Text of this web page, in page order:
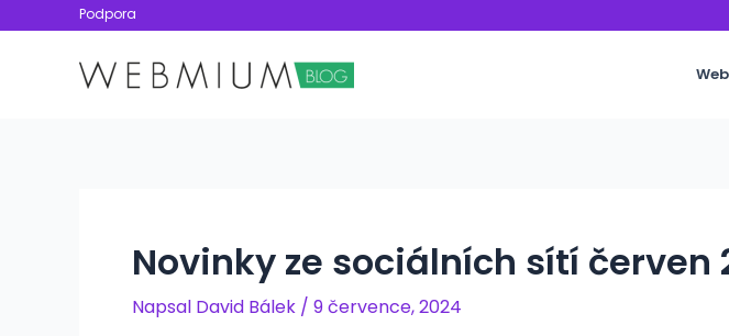
Podpora
Novinky ze sociálních sítí červen
Napsal David Bálek / 9 července, 2024